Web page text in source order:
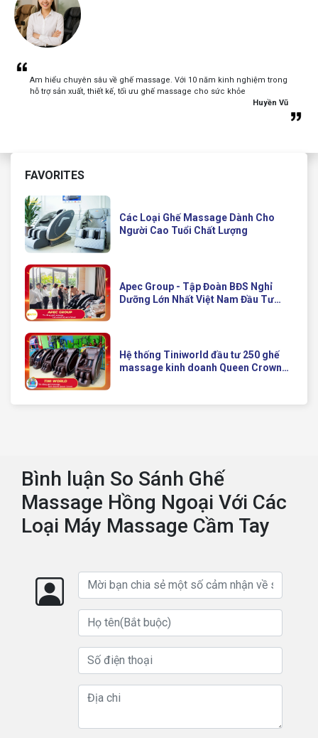
Am hiểu chuyên sâu về ghế massage. Với 10 năm kinh nghiệm trong
hỗ trợ sản xuất, thiết kế, tối ưu ghế massage cho sức khỏe
Huyền Vũ
FAVORITES
Các Loại Ghế Massage Dành Cho
Người Cao Tuổi Chất Lượng
Apec Group - Tập Đoàn BĐS Nghỉ
Dưỡng Lớn Nhất Việt Nam Đầu Tư
Hệ thống Tiniworld đầu tư 250 ghế
massage kinh doanh Queen Crown
Bình luận So Sánh Ghế
Massage Hồng Ngoại Với Các
Loại Máy Massage Cầm Tay